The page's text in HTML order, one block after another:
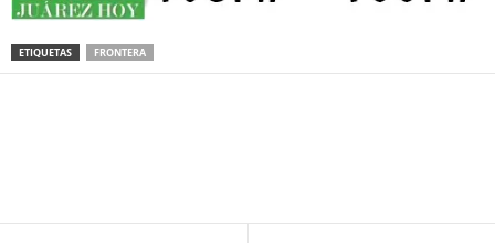
ETIQUETAS FRONTERA